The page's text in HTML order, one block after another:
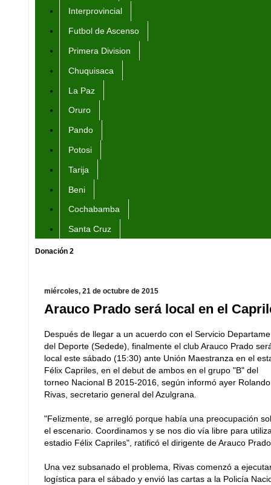
Interprovincial
Futbol de Ascenso
Primera Division
Chuquisaca
La Paz
Oruro
Pando
Potosi
Tarija
Beni
Cochabamba
Santa Cruz
Donación 2
miércoles, 21 de octubre de 2015
Arauco Prado será local en el
Después de llegar a un acuerdo con el Servicio
del Deporte (Sedede), finalmente el club Arauco Prado
local este sábado (15:30) ante Unión Maestranza en el
Félix Capriles, en el debut de ambos en el grupo "B" del
torneo Nacional B 2015-2016, según informó ayer Rolando
Rivas, secretario general del Azulgrana.
"Felizmente, se arregló porque había una preocupación
el escenario. Coordinamos y se nos dio vía libre para
estadio Félix Capriles", ratificó el dirigente de Arauco
Una vez subsanado el problema, Rivas comenzó a
logística para el sábado y envió las cartas a la Policía